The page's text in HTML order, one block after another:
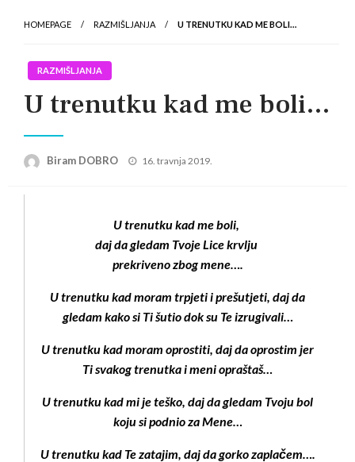
HOMEPAGE RAZMIŠLJANJA U TRENUTKU KAD ME BOLI…
RAZMIŠLJANJA
U trenutku kad me boli…
Biram DOBRO
Posted
16. travnja 2019.
U trenutku kad me boli,
daj da gledam Tvoje Lice krvlju
prekriveno zbog mene….
U trenutku kad moram trpjeti i prešutjeti, daj da
gledam kako si Ti šutio dok su Te izrugivali…
U trenutku kad moram oprostiti, daj da oprostim jer
Ti svakog trenutka i meni opraštaš…
U trenutku kad mi je teško, daj da gledam Tvoju bol
koju si podnio za Mene…
U trenutku kad Te zatajim, daj da gorko zaplačem….